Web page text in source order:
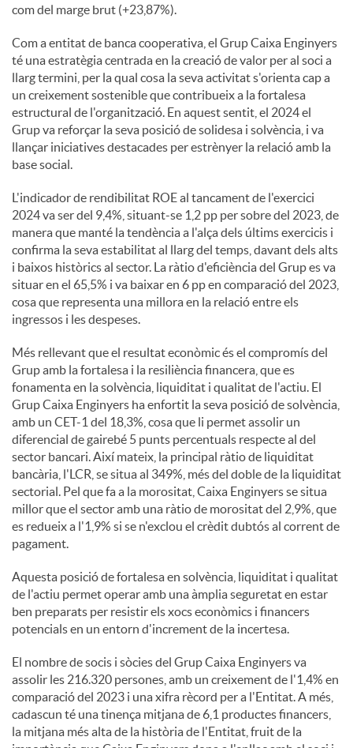
com del marge brut (+23,87%).
Com a entitat de banca cooperativa, el Grup Caixa Enginyers
té una estratègia centrada en la creació de valor per al soci a
llarg termini, per la qual cosa la seva activitat s'orienta cap a
un creixement sostenible que contribueix a la fortalesa
estructural de l'organització. En aquest sentit, el 2024 el
Grup va reforçar la seva posició de solidesa i solvència, i va
llançar iniciatives destacades per estrènyer la relació amb la
base social.
L'indicador de rendibilitat ROE al tancament de l'exercici
2024 va ser del 9,4%, situant-se 1,2 pp per sobre del 2023, de
manera que manté la tendència a l'alça dels últims exercicis i
confirma la seva estabilitat al llarg del temps, davant dels alts
i baixos històrics al sector. La ràtio d'eficiència del Grup es va
situar en el 65,5% i va baixar en 6 pp en comparació del 2023,
cosa que representa una millora en la relació entre els
ingressos i les despeses.
Més rellevant que el resultat econòmic és el compromís del
Grup amb la fortalesa i la resiliència financera, que es
fonamenta en la solvència, liquiditat i qualitat de l'actiu. El
Grup Caixa Enginyers ha enfortit la seva posició de solvència,
amb un CET-1 del 18,3%, cosa que li permet assolir un
diferencial de gairebé 5 punts percentuals respecte al del
sector bancari. Així mateix, la principal ràtio de liquiditat
bancària, l'LCR, se situa al 349%, més del doble de la liquiditat
sectorial. Pel que fa a la morositat, Caixa Enginyers se situa
millor que el sector amb una ràtio de morositat del 2,9%, que
es redueix a l'1,9% si se n'exclou el crèdit dubtós al corrent de
pagament.
Aquesta posició de fortalesa en solvència, liquiditat i qualitat
de l'actiu permet operar amb una àmplia seguretat en estar
ben preparats per resistir els xocs econòmics i financers
potencials en un entorn d'increment de la incertesa.
El nombre de socis i sòcies del Grup Caixa Enginyers va
assolir les 216.320 persones, amb un creixement de l'1,4% en
comparació del 2023 i una xifra rècord per a l'Entitat. A més,
cadascun té una tinença mitjana de 6,1 productes financers,
la mitjana més alta de la història de l'Entitat, fruit de la